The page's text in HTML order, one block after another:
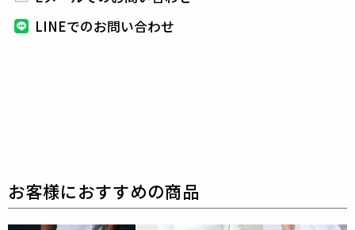
ホワイトにはグレー、ネイビーにはブラウン、新年限
バックポケットにはオリジナルロゴ入りトップのスナ
ップボタン仕様で、さりげないアクセントとしてサイ
LINEでのお問い合わせ